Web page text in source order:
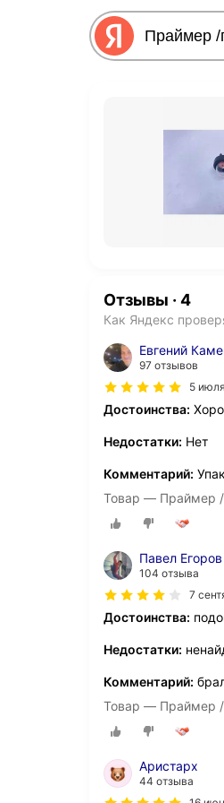
Отзывы · 4
Как Яндекс
Евгений
97 отзывов
5
Достоинства:
Недостатки: Нет
Комментарий:
Товар — Праймер /
Павел Егоров
104 отзыва
7
Достоинства:
Недостатки:
Комментарий:
Товар — Праймер /
Аристарх
44 отзыва